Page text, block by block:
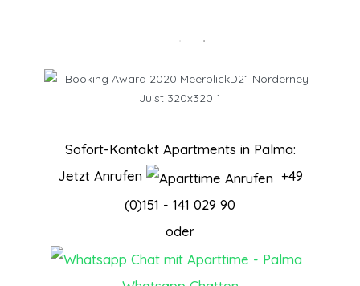
Sofort-Kontakt Apartments in Palma:
Jetzt Anrufen
+49
(0)151 - 141 029 90
oder